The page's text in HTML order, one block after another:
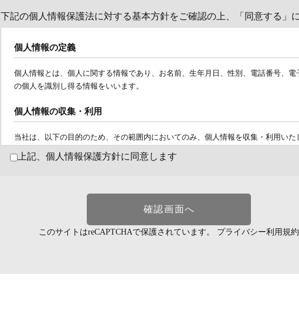
下記の個人情報保護法に対する基本方針をご確認の上、「同意する」
個人情報の定義
個人情報とは、個人に関する情報であり、お名前、生年月日、性別、電話番号、
の個人を識別し得る情報をいいます。
個人情報の収集・利用
当社は、以下の目的のため、その範囲内においてのみ、個人情報を収集・利用いた
当社による個人情報の収集・利用は、お客様の自発的な提供によるものであり、
が本方針に則って個人情報を利用することをお客様が許諾したものとします。
新商品の案内など、お客様に有益かつ必要と思われる情報の提供
業務遂行上で必要となる当社からの問い合わせ、確認、およびサービス向上のた
上記、個人情報保護方針に同意します
このサイトはreCAPTCHAで保護されています。 プライバシー利用規約